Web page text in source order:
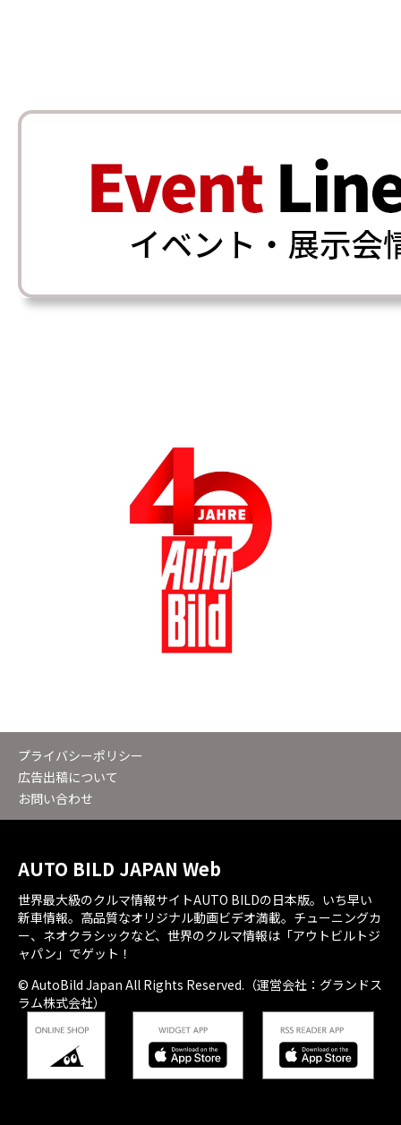
プライバシーポリシー
広告出稿について
お問い合わせ
AUTO BILD JAPAN Web
世界最大級のクルマ情報サイトAUTO BILDの日本版。いち早い
新車情報。高品質なオリジナル動画ビデオ満載。チューニングカ
ー、ネオクラシックなど、世界のクルマ情報は「アウトビルトジ
ャパン」でゲット！
© AutoBild Japan All Rights Reserved.（運営会社：グランドス
ラム株式会社）